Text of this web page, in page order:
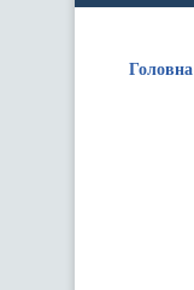
Головна